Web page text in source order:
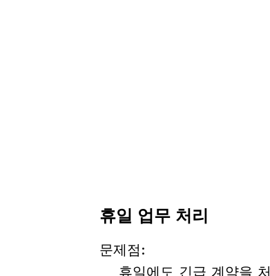
휴일 업무 처리
문제점 :
휴일에도 긴급 계약을